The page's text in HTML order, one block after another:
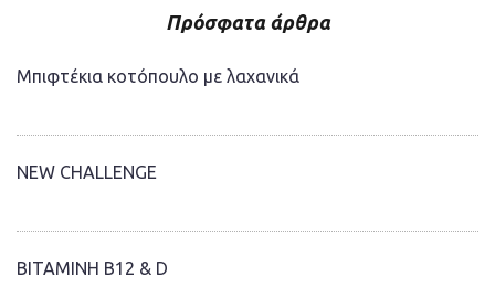
Πρόσφατα άρθρα
Μπιφτέκια κοτόπουλο με λαχανικά
NEW CHALLENGE
ΒΙΤΑΜΙΝΗ Β12 & D